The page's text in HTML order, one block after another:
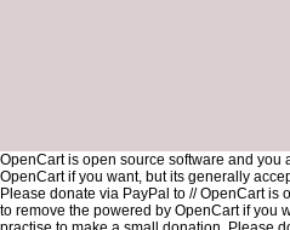
OpenCart is open source software and you
OpenCart if you want, but its generally
Please donate via PayPal to //OpenCart is
to remove the powered by OpenCart if you